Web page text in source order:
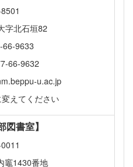
8501
字北石垣82
66-9633
66-9632
u.ac.jp
えてください
図書室】
0011
竈1430番地